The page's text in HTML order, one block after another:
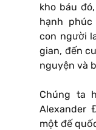
kho báu
hạnh
con người
gian, đến
nguyện và
Chúng ta
Alexander
một đế